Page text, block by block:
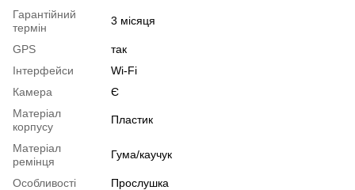
Гарантійний
термін
3 місяця
GPS
так
Інтерфейси
Wi-Fi
Камера
Є
Матеріал
корпусу
Пластик
Матеріал
ремінця
Гума/каучук
Особливості
Прослушка